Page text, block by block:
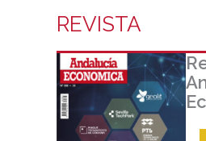
REVISTA